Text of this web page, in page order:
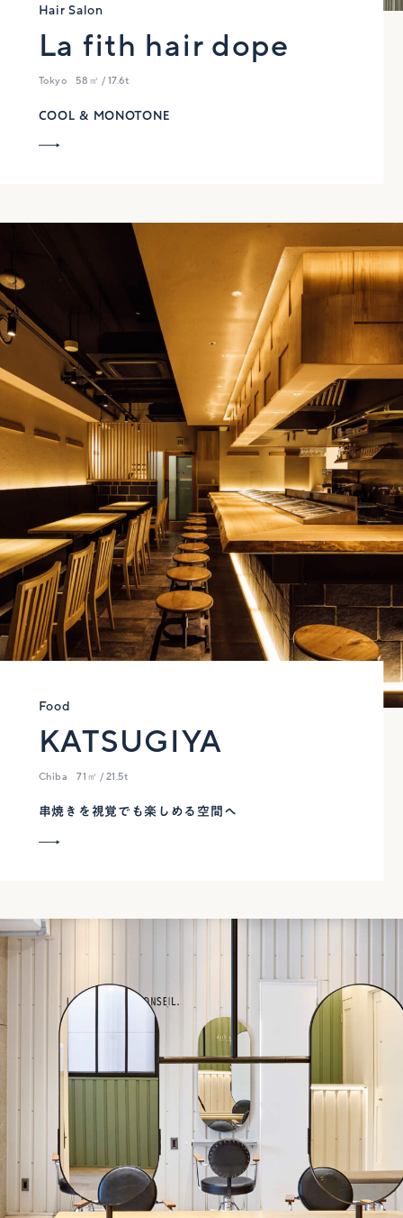
Hair Salon
La fith hair dope
Tokyo 58㎡ / 17.6t
COOL & MONOTONE
Food
KATSUGIYA
Chiba 71㎡ / 21.5t
串焼きを視覚でも楽しめる空間へ